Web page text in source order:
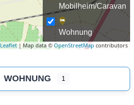
Leaflet| Map data © OpenStreetMap contributors
Mobilheim/Caravan
Wohnung
WOHNUNG 1